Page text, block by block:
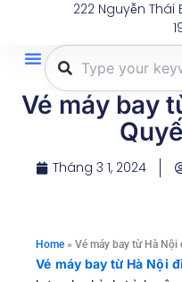
222 Nguyễn Thái
Vé máy bay
Tháng 3 1, 2024
Home »Vé máy bay từ Hà
Vé máy bay từ Hà Nội